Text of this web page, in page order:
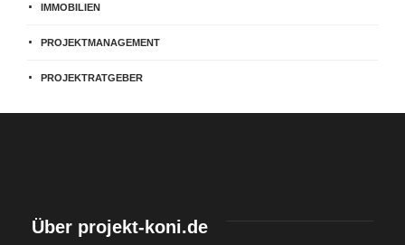
IMMOBILIEN
PROJEKTMANAGEMENT
PROJEKTRATGEBER
Über projekt-koni.de